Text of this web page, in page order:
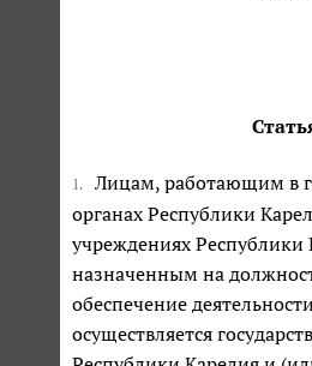
1.
Лицам, работающим в
органах Республики
учреждениях Республики
назначенным на
обеспечение
осуществляется